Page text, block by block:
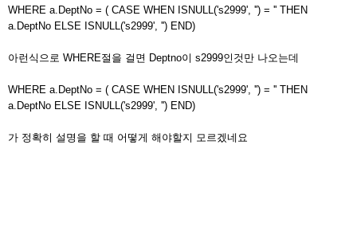
WHERE a.DeptNo = ( CASE WHEN ISNULL('s2999', '') = '' THEN
a.DeptNo ELSE ISNULL('s2999', '') END)
아런식으로 WHERE절을 걸면 Deptno이 s2999인것만 나오는데
WHERE a.DeptNo = ( CASE WHEN ISNULL('s2999', '') = '' THEN
a.DeptNo ELSE ISNULL('s2999', '') END)
가 정확히 설명을 할 때 어떻게 해야할지 모르겠네요